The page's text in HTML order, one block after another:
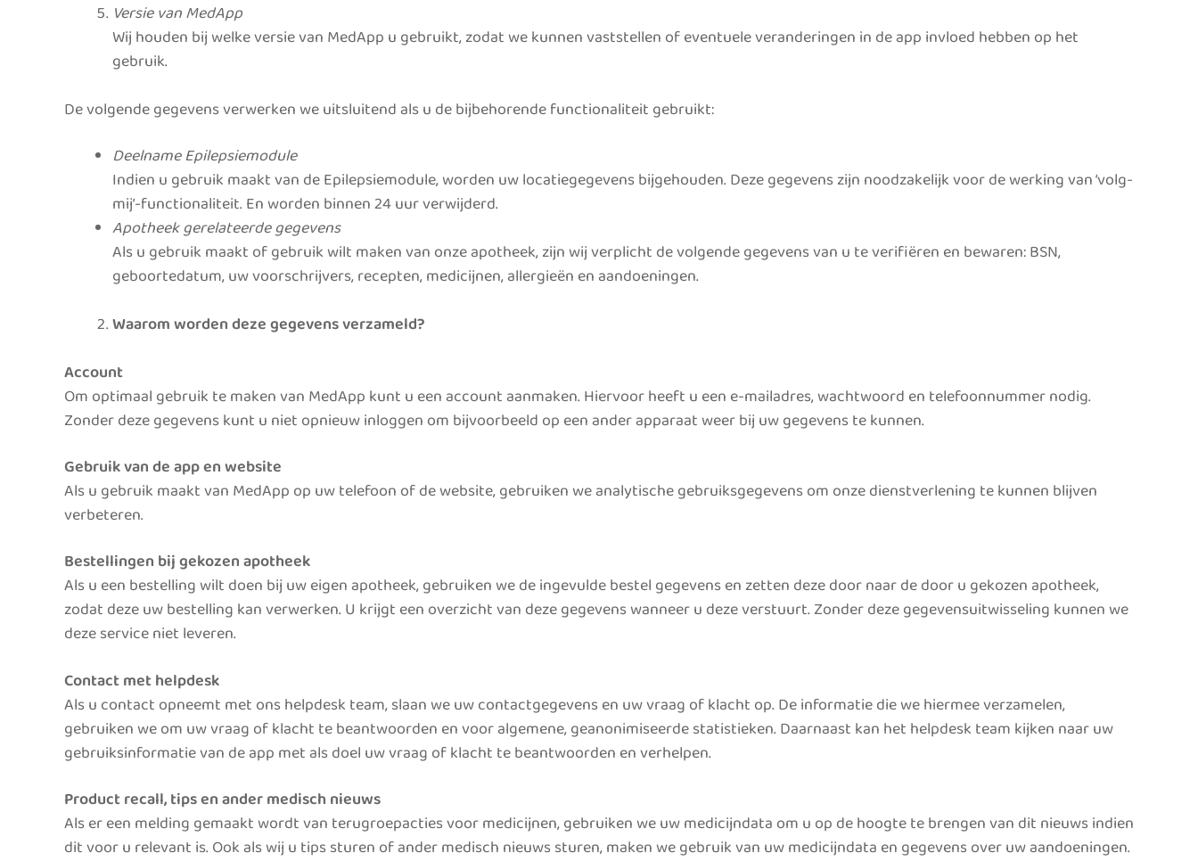
Versie van MedApp
Wij houden bij welke versie van MedApp u gebruikt, zodat we kunnen vaststellen of eventuele veranderingen in de app invloed hebben op het
gebruik.
De volgende gegevens verwerken we uitsluitend als u de bijbehorende functionaliteit gebruikt:
Deelname Epilepsiemodule
Indien u gebruik maakt van de Epilepsiemodule, worden uw locatiegegevens bijgehouden. Deze gegevens zijn noodzakelijk voor de werking van ‘volg-
mij’-functionaliteit. En worden binnen 24 uur verwijderd.
Apotheek gerelateerde gegevens
Als u gebruik maakt of gebruik wilt maken van onze apotheek, zijn wij verplicht de volgende gegevens van u te verifiëren en bewaren: BSN,
geboortedatum, uw voorschrijvers, recepten, medicijnen, allergieën en aandoeningen.
Waarom worden deze gegevens verzameld?
Account
Om optimaal gebruik te maken van MedApp kunt u een account aanmaken. Hiervoor heeft u een e-mailadres, wachtwoord en telefoonnummer nodig.
Zonder deze gegevens kunt u niet opnieuw inloggen om bijvoorbeeld op een ander apparaat weer bij uw gegevens te kunnen.
Gebruik van de app en website
Als u gebruik maakt van MedApp op uw telefoon of de website, gebruiken we analytische gebruiksgegevens om onze dienstverlening te kunnen blijven
verbeteren.
Bestellingen bij gekozen apotheek
Als u een bestelling wilt doen bij uw eigen apotheek, gebruiken we de ingevulde bestel gegevens en zetten deze door naar de door u gekozen apotheek,
zodat deze uw bestelling kan verwerken. U krijgt een overzicht van deze gegevens wanneer u deze verstuurt. Zonder deze gegevensuitwisseling kunnen we
deze service niet leveren.
Contact met helpdesk
Als u contact opneemt met ons helpdesk team, slaan we uw contactgegevens en uw vraag of klacht op. De informatie die we hiermee verzamelen,
gebruiken we om uw vraag of klacht te beantwoorden en voor algemene, geanonimiseerde statistieken. Daarnaast kan het helpdesk team kijken naar uw
gebruiksinformatie van de app met als doel uw vraag of klacht te beantwoorden en verhelpen.
Product recall, tips en ander medisch nieuws
Als er een melding gemaakt wordt van terugroepacties voor medicijnen, gebruiken we uw medicijndata om u op de hoogte te brengen van dit nieuws indien
dit voor u relevant is. Ook als wij u tips sturen of ander medisch nieuws sturen, maken we gebruik van uw medicijndata en gegevens over uw aandoeningen.